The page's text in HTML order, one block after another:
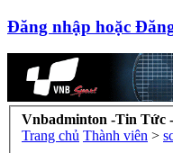
Đăng nhập hoặc
Vnbadminton -Tin Tức
Trang chủ Thành viên >